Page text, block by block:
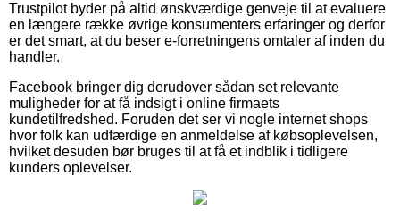
Trustpilot byder på altid ønskværdige genveje til at evaluere
en længere række øvrige konsumenters erfaringer og derfor
er det smart, at du beser e-forretningens omtaler af inden du
handler.
Facebook bringer dig derudover sådan set relevante
muligheder for at få indsigt i online firmaets
kundetilfredshed. Foruden det ser vi nogle internet shops
hvor folk kan udfærdige en anmeldelse af købsoplevelsen,
hvilket desuden bør bruges til at få et indblik i tidligere
kunders oplevelser.